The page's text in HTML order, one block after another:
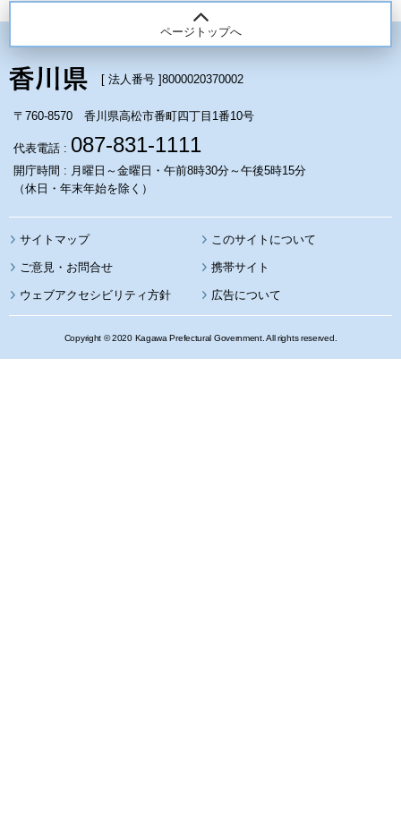
ページトップへ
[ 法人番号 ]8000020370002
〒760-8570 香川県高松市番町四丁目1番10号
代表電話 : 087-831-1111
開庁時間 : 月曜日～金曜日・午前8時30分～午後5時15分
（休日・年末年始を除く）
サイトマップ このサイトについて
携帯サイト
ウェブアクセシビリティ方針 広告について
Copyright © 2020 Kagawa Prefectural Government. All rights reserved.